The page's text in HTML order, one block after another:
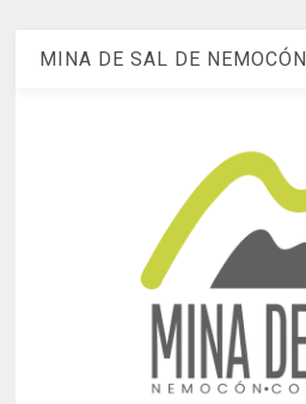
MINA DE SAL DE NEMOCÓN